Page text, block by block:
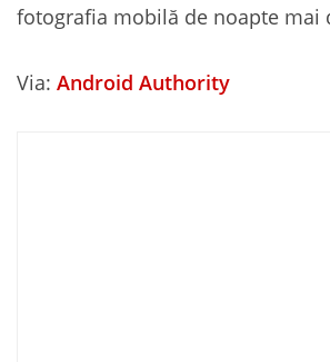
fotografia mobilă de noapte mai
Via: Android Authority